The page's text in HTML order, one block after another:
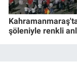
şöleniyle renkli